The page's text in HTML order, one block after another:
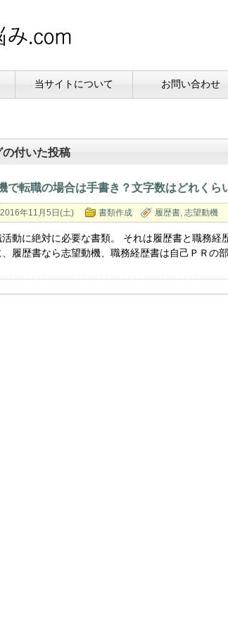
当サイトについて お問い合わせ
の付いた投稿
で転職の場合は手書き？文字数はどれくら
2016年11月5日(土) 書類作成 履歴書, 志望動機
動に絶対に必要な書類。 それは履歴書と職務経
、履歴書なら志望動機、職務経歴書は自己ＰＲの